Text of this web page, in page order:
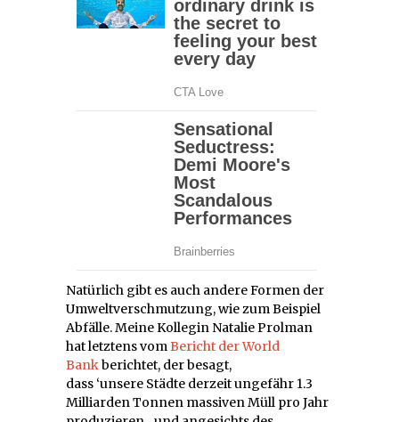
Natürlich gibt es auch andere Formen der
Umweltverschmutzung, wie zum Beispiel
Abfälle. Meine Kollegin Natalie Prolman
hat letztens vomBericht der World
Bankberichtet, der besagt,
dass ‘unsere Städte derzeit ungefähr 1.3
Milliarden Tonnen massiven Müll pro Jahr